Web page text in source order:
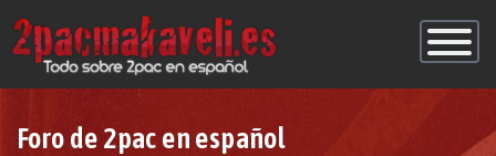
de
Foro de 2pac en español